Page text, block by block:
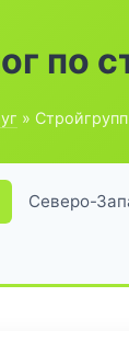
по
»
Северо-